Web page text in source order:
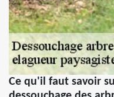
Ce qu'il faut savoir